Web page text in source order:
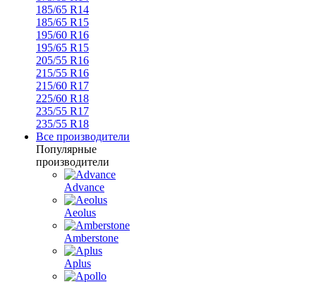
185/65 R14
185/65 R15
195/60 R16
195/65 R15
205/55 R16
215/55 R16
215/60 R17
225/60 R18
235/55 R17
235/55 R18
Все производители
Популярные
производители
Advance
Aeolus
Amberstone
Aplus